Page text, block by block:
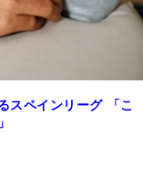
スペインリーグ 「こ